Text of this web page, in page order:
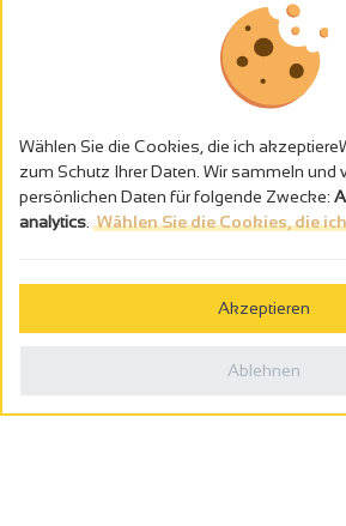
Alkoholmissbrauch ist gefährlich für die
Politique de confidentialité
Wählen Sie die Cookies, die ich
zum Schutz Ihrer Daten. Wir sammeln und
persönlichen Daten für folgende Zwecke:
analytics Wählen Sie die Cookies, die
Akzeptieren
Ablehnen